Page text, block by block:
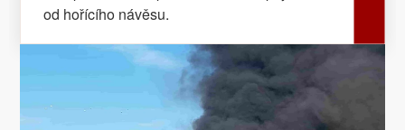
od hořícího návěsu.